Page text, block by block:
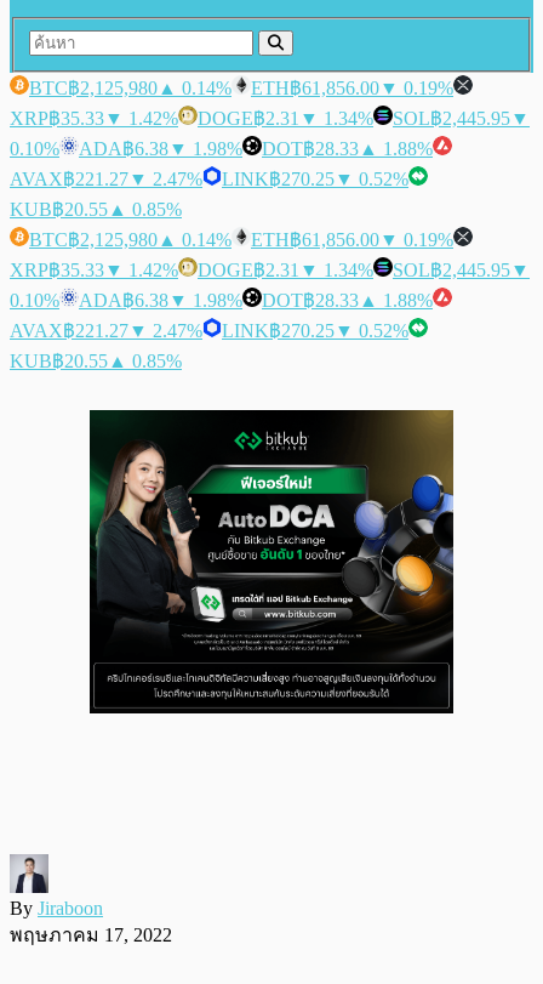
BTC฿2,125,980 ▲ 0.14% ETH฿61,856.00▼ 0.19%
XRP฿35.33▼ 1.42% DOGE฿2.31 ▼ 1.34% SOL฿2,445.95▼
0.10%
ADA฿6.38▼ 1.98% DOT฿28.33 ▲ 1.88%
AVAX฿221.27▼ 2.47% LINK฿270.25▼ 0.52%
KUB฿20.55 ▲ 0.85%
BTC฿2,125,980 ▲ 0.14% ETH฿61,856.00▼ 0.19%
XRP฿35.33▼ 1.42% DOGE฿2.31 ▼ 1.34% SOL฿2,445.95▼
0.10%
ADA฿6.38▼ 1.98% DOT฿28.33 ▲ 1.88%
AVAX฿221.27▼ 2.47% LINK฿270.25▼ 0.52%
KUB฿20.55 ▲ 0.85%
By Jiraboon
พฤษภาคม 17, 2022